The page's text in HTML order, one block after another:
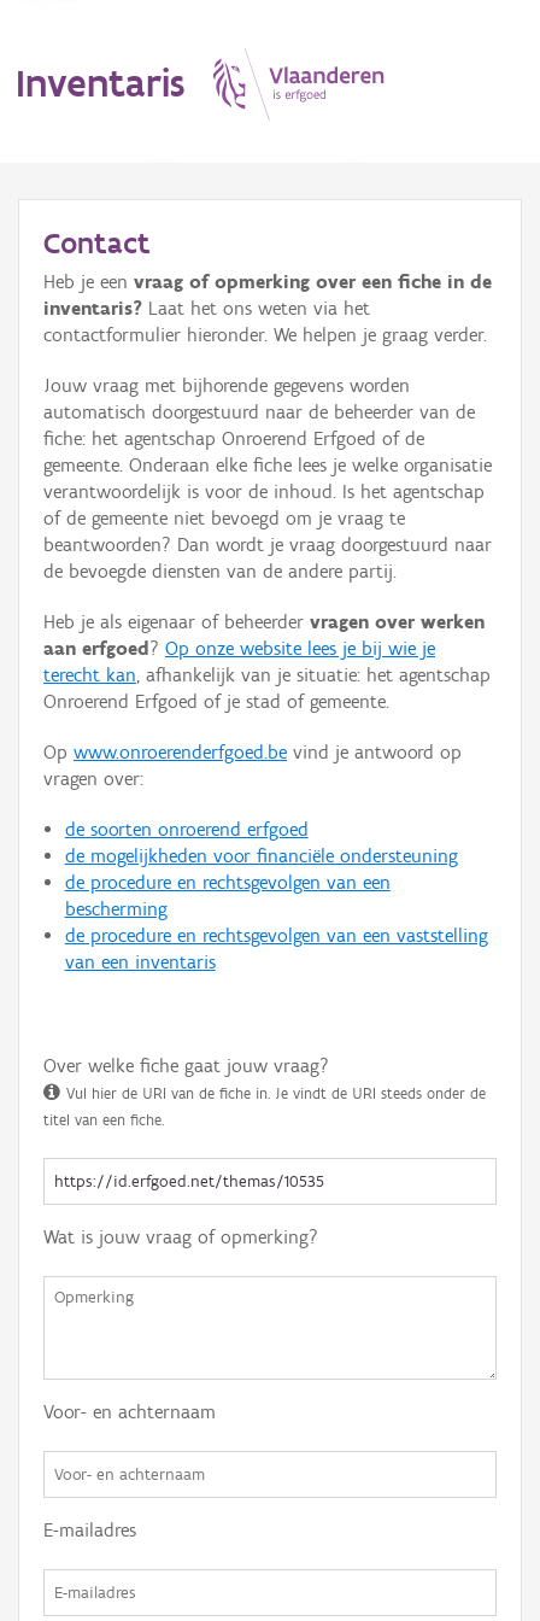
Inventaris
Erfgoedobject
Aanduidingsobject
Waarneming
Thema
Gebeurtenis
Persoon of collectief
Hergebruik
Aanmelden
Contact
Heb je een vraag of opmerking over een fiche in de
inventaris? Laat het ons weten via het
contactformulier hieronder. We helpen je graag verder.
Jouw vraag met bijhorende gegevens worden
automatisch doorgestuurd naar de beheerder van de
fiche: het agentschap Onroerend Erfgoed of de
gemeente. Onderaan elke fiche lees je welke organisatie
verantwoordelijk is voor de inhoud. Is het agentschap
of de gemeente niet bevoegd om je vraag te
beantwoorden? Dan wordt je vraag doorgestuurd naar
de bevoegde diensten van de andere partij.
Heb je als eigenaar of beheerder vragen over werken
aan erfgoed ? Op onze website lees je bij wie je
terecht kan, afhankelijk van je situatie: het agentschap
Onroerend Erfgoed of je stad of gemeente.
Op www.onroerenderfgoed.be vind je antwoord op
vragen over:
de soorten onroerend erfgoed
de mogelijkheden voor financiële ondersteuning
de procedure en rechtsgevolgen van een
bescherming
de procedure en rechtsgevolgen van een vaststelling
van een inventaris
Over welke fiche gaat jouw vraag?
Vul hier de URI van de fiche in. Je vindt de URI steeds onder de
titel van een fiche.
Wat is jouw vraag of opmerking?
Voor- en achternaam
E-mailadres